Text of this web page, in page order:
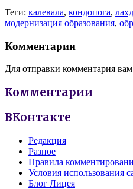
Теги: калевала, кондопога,
модернизация образования,
Комментарии
Для отправки комментария
Комментарии
ВКонтакте
Редакция
Разное
Правила
Условия использования
Блог Лицея